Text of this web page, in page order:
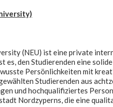
(NEU) ist eine private
den Studierenden eine
Persönlichkeiten mit
Studierenden aus
und hochqualifiziertes
Nordzyperns, die eine